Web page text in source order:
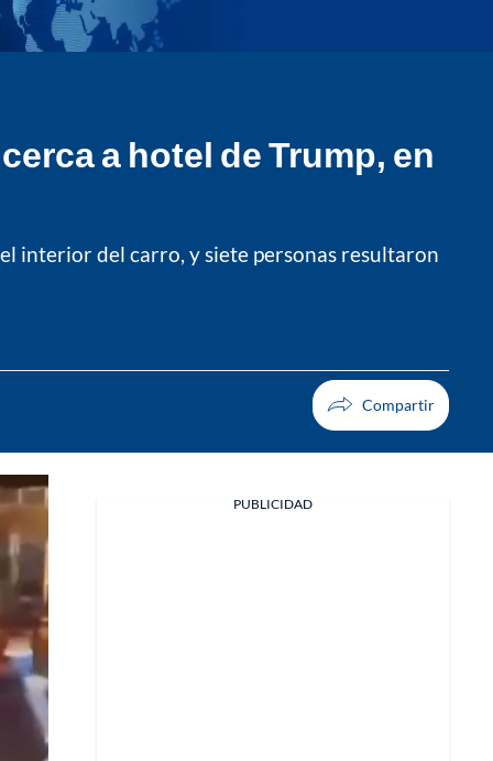
a hotel de Trump, en
interior del carro, y siete personas resultaron
PUBLICIDAD